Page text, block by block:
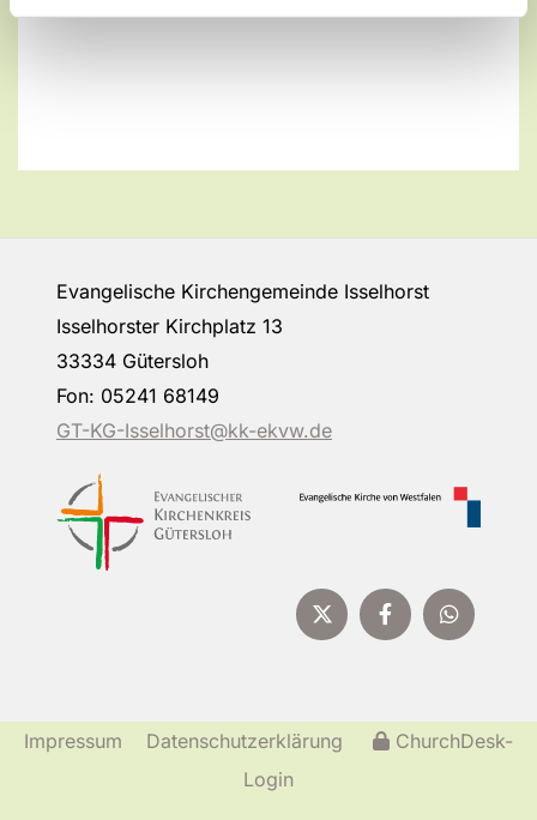
Evangelische Kirchengemeinde Isselhorst
Isselhorster Kirchplatz 13
33334 Gütersloh
Fon: 05241 68149
GT-KG-Isselhorst@kk-ekvw.de
Impressum Datenschutzerklärung
ChurchDesk-
Login